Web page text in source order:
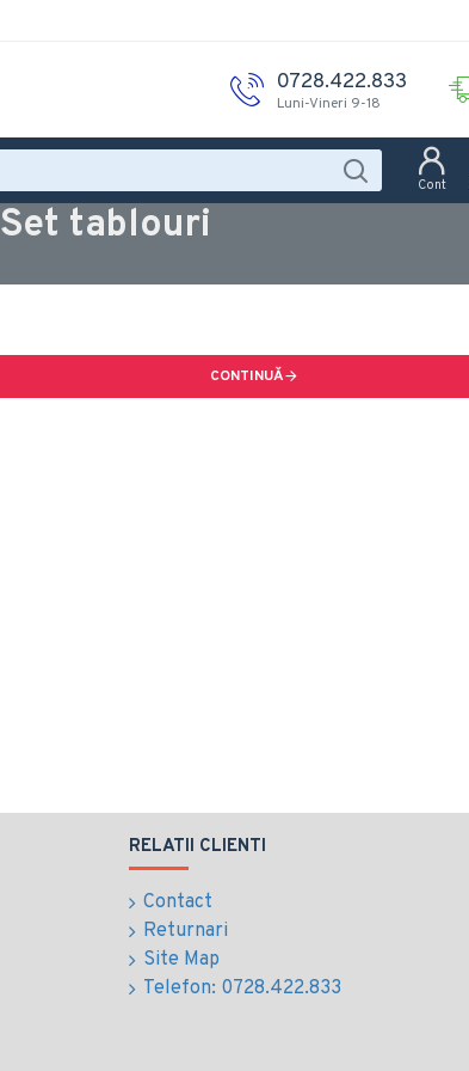
0728.422.833
Luni-Vineri 9-18
Cont
Set tablouri
CONTINUĂ
RELATII CLIENTI
Contact
Returnari
Site Map
Telefon: 0728.422.833